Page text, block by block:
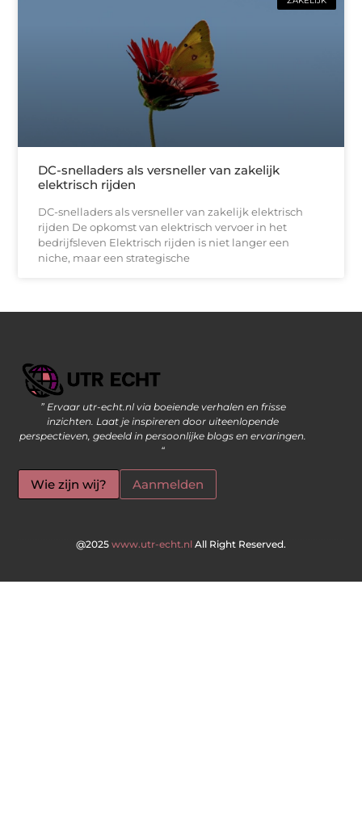
DC-snelladers als versneller van zakelijk
elektrisch rijden
DC-snelladers als versneller van zakelijk elektrisch
rijden De opkomst van elektrisch vervoer in het
bedrijfsleven Elektrisch rijden is niet langer een
niche, maar een strategische
” Ervaar utr-echt.nl via boeiende verhalen en frisse
inzichten. Laat je inspireren door uiteenlopende
perspectieven, gedeeld in persoonlijke blogs en ervaringen.
“
Wie zijn wij? Aanmelden
@2025 www.utr-echt.nl All Right Reserved.